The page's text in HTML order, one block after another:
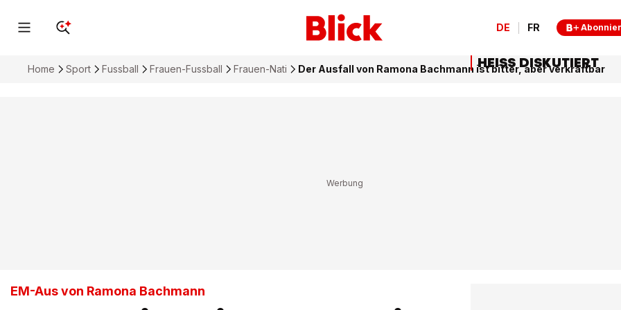
DE FR
Home Sport Fussball Frauen-Fussball Frauen-Nati Der Ausfall von Ramona Bachmann ist bitter, aber verkraftbar
EM-Aus von Ramona Bachmann
HEISS DISKUTIERT